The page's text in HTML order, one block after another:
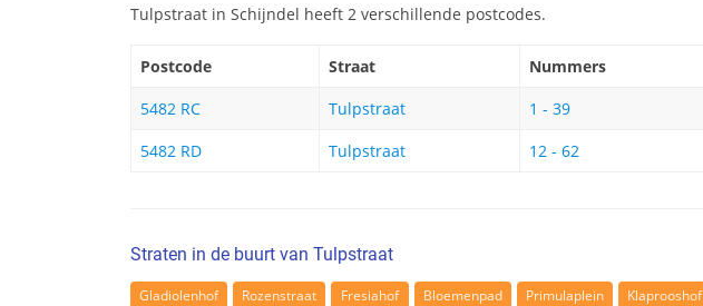
Tulpstraat in Schijndel heeft 2 verschillende postcodes.
Postcode Straat
Nummers
5482 RC
Tulpstraat
1 - 39
5482 RD
Tulpstraat 12 - 62
Straten in de buurt van Tulpstraat
Gladiolenhof Rozenstraat Fresiahof Bloemenpad Primulaplein
Klaprooshof